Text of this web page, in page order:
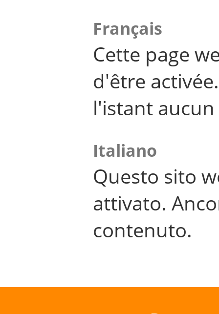
Français
Cette page
d'être
l'istant
Italiano
Questo sito
attivato.
contenuto.